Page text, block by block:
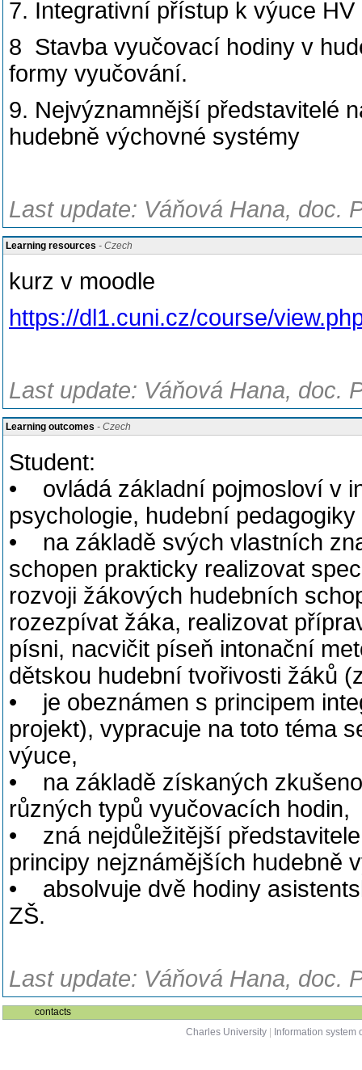
7. Integrativní přístup k výuce
8 Stavba vyučovací hodiny v
formy vyučování.
9. Nejvýznamnější představitelé
hudebně výchovné systémy
Last update: Váňová Hana, doc.
Learning resources - Czech
kurz v moodle
https://dl1.cuni.cz/course/
Last update: Váňová Hana, doc.
Learning outcomes - Czech
Student:
• ovládá základní pojmosloví v
psychologie, hudební
• na základě svých vlastních
schopen prakticky realizovat
rozvoji žákových hudebních
rozezpívat žáka, realizovat
písni, nacvičit píseň intonační
dětskou hudební tvořivosti žáků
• je obeznámen s principem
projekt), vypracuje na toto téma
výuce,
• na základě získaných
různých typů vyučovacích hodin,
• zná nejdůležitější
principy nejznámějších hudebně
• absolvuje dvě hodiny
ZŠ.
Last update: Váňová Hana, doc.
contacts
Charles University
Information